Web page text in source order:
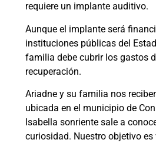
requiere un implante auditivo.
Aunque el implante será
instituciones públicas del
familia debe cubrir los gastos
recuperación.
Ariadne y su familia nos
ubicada en el municipio de
Isabella sonriente sale a
curiosidad. Nuestro objetivo